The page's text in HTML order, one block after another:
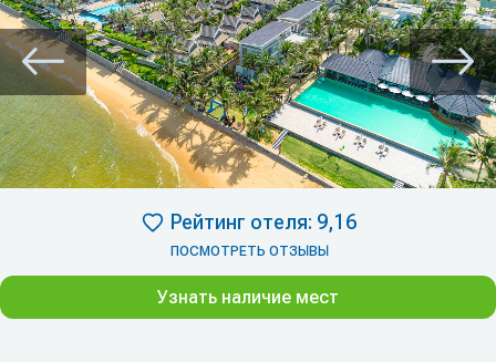
ПОСМОТРЕТЬ ОТЗЫВЫ
Рейтинг отеля: 9,16
Узнать наличие мест